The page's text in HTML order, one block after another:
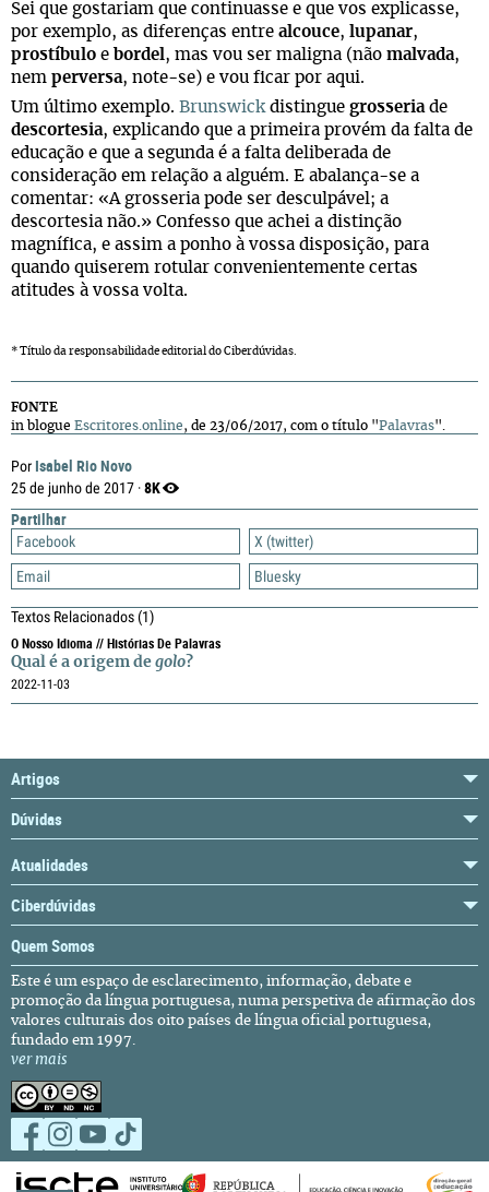
Por Isabel Rio Novo
25 de junho de 2017 ·8K
Partilhar
Facebook
X (twitter)
Email
Bluesky
Textos Relacionados(1)
O Nosso Idioma // Histórias De Palavras
Qual é a origem de golo?
2022-11-03
Sei que gostariam que continuasse e que vos explicasse,
por exemplo, as diferenças entre alcouce, lupanar,
prostíbulo e bordel, mas vou ser maligna (não malvada,
nem perversa, note-se) e vou ficar por aqui.
Um último exemplo. Brunswickdistingue grosseriade
descortesia, explicando que a primeira provém da falta de
educação e que a segunda é a falta deliberada de
consideração em relação a alguém. E abalança-se a
comentar: «A grosseria pode ser desculpável; a
descortesia não.» Confesso que achei a distinção
magnífica, e assim a ponho à vossa disposição, para
quando quiserem rotular convenientemente certas
atitudes à vossa volta.
* Título da responsabilidade editorial do Ciberdúvidas.
FONTE
in blogue Escritores.online, de 23/06/2017, com o título "Palavras".
Artigos
Dúvidas
Atualidades
Ciberdúvidas
Quem Somos
Este é um espaço de esclarecimento, informação, debate e
promoção da língua portuguesa, numa perspetiva de afirmação dos
valores culturais dos oito países de língua oficial portuguesa,
fundado em 1997.
ver mais